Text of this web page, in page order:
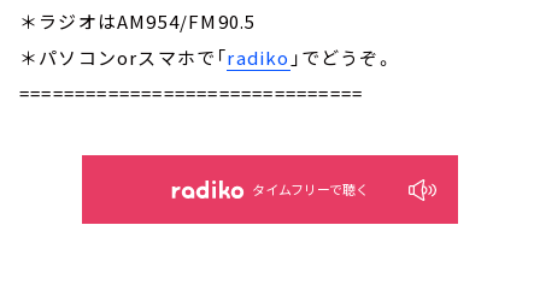
＊ラジオはAM954/FM90.5
＊パソコンorスマホで「radiko 」でどうぞ。
===============================
タイムフリーで聴く